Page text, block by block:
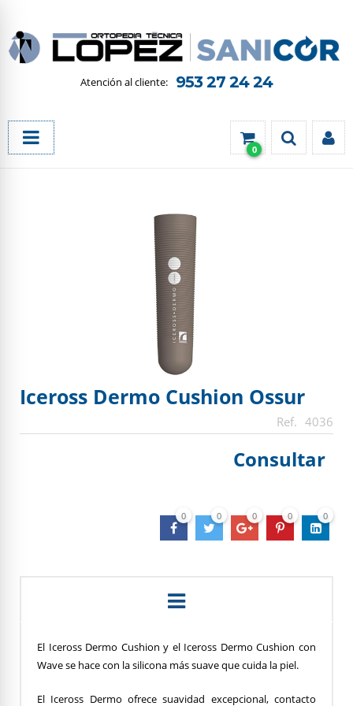
953 27 24 24
0
Iceross Dermo Cushion Ossur
4036
Consultar
0 0 0 0 0
El Iceross Dermo Cushion y el Iceross Dermo Cushion con
Wave se hace con la silicona más suave que cuida la piel.
El Iceross Dermo ofrece suavidad excepcional, contacto